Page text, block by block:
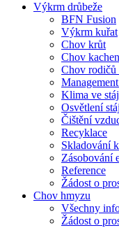
Výkrm drůbeže
BFN Fusion
Výkrm kuřat
Chov krůt
Chov kachen
Chov rodičů
Klima ve
Osvětlení
Čištění
Recyklace
Skladování
Zásobování
Reference
Žádost o
Chov hmyzu
Všechny
Žádost o